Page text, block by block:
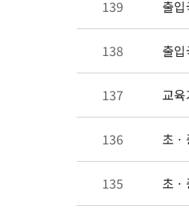
139 출
138 출
137 교
136 초
135 초